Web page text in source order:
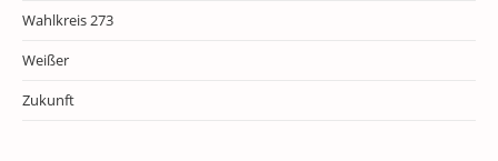
Wahlkreis 273
Weißer
Zukunft